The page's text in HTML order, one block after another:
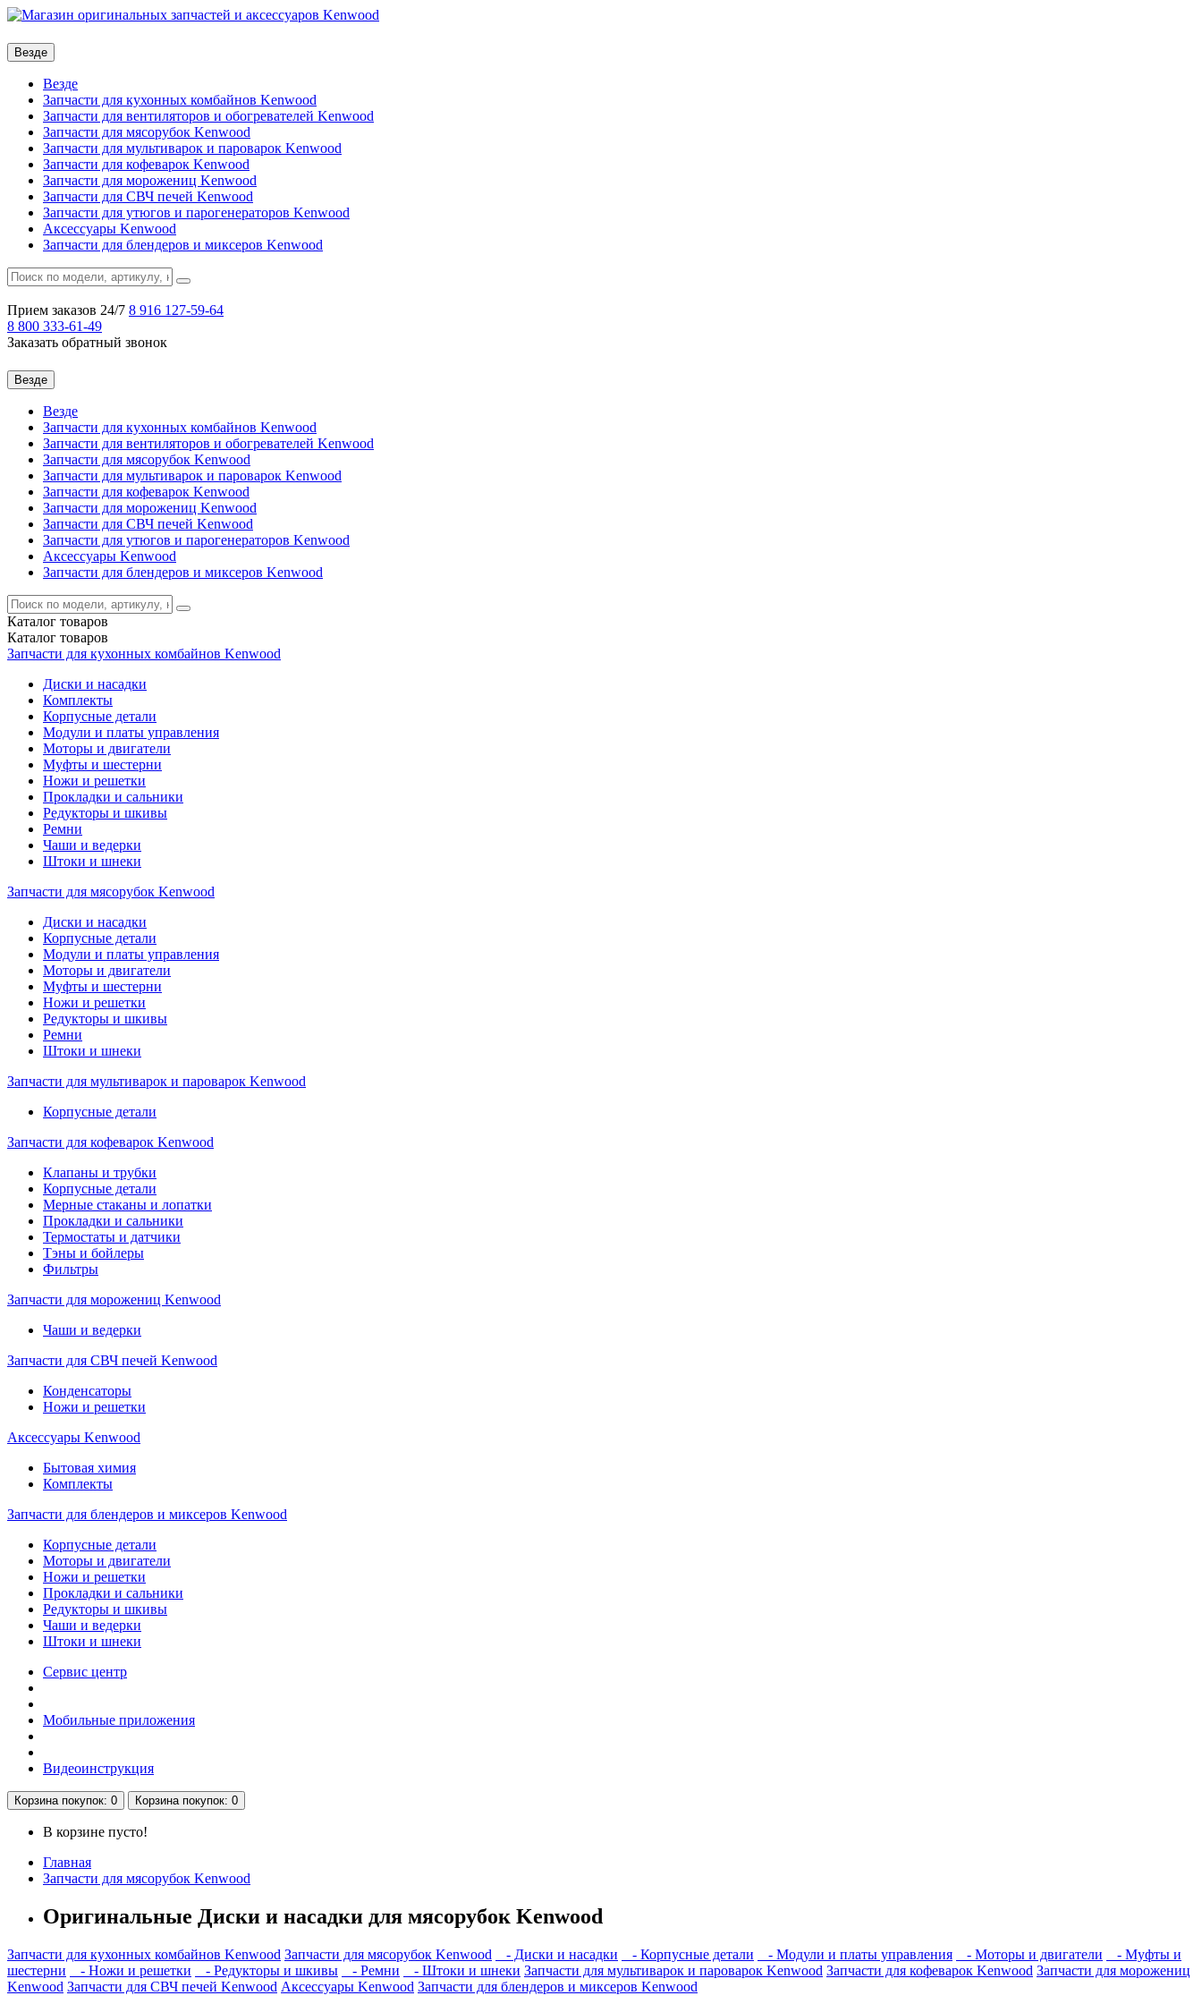
Везде
Везде
Запчасти для кухонных комбайнов Kenwood
Запчасти для вентиляторов и обогревателей Kenwood
Запчасти для мясорубок Kenwood
Запчасти для мультиварок и пароварок Kenwood
Запчасти для кофеварок Kenwood
Запчасти для морожениц Kenwood
Запчасти для СВЧ печей Kenwood
Запчасти для утюгов и парогенераторов Kenwood
Аксессуары Kenwood
Запчасти для блендеров и миксеров Kenwood
Прием заказов 24/7 8 916 127-59-64
8 800 333-61-49
Заказать обратный звонок
Везде
Везде
Запчасти для кухонных комбайнов Kenwood
Запчасти для вентиляторов и обогревателей Kenwood
Запчасти для мясорубок Kenwood
Запчасти для мультиварок и пароварок Kenwood
Запчасти для кофеварок Kenwood
Запчасти для морожениц Kenwood
Запчасти для СВЧ печей Kenwood
Запчасти для утюгов и парогенераторов Kenwood
Аксессуары Kenwood
Запчасти для блендеров и миксеров Kenwood
Каталог товаров
Каталог товаров
Запчасти для кухонных комбайнов Kenwood
Диски и насадки
Комплекты
Корпусные детали
Модули и платы управления
Моторы и двигатели
Муфты и шестерни
Ножи и решетки
Прокладки и сальники
Редукторы и шкивы
Ремни
Чаши и ведерки
Штоки и шнеки
Запчасти для мясорубок Kenwood
Диски и насадки
Корпусные детали
Модули и платы управления
Моторы и двигатели
Муфты и шестерни
Ножи и решетки
Редукторы и шкивы
Ремни
Штоки и шнеки
Запчасти для мультиварок и пароварок Kenwood
Корпусные детали
Запчасти для кофеварок Kenwood
Клапаны и трубки
Корпусные детали
Мерные стаканы и лопатки
Прокладки и сальники
Термостаты и датчики
Тэны и бойлеры
Фильтры
Запчасти для морожениц Kenwood
Чаши и ведерки
Запчасти для СВЧ печей Kenwood
Конденсаторы
Ножи и решетки
Аксессуары Kenwood
Бытовая химия
Комплекты
Запчасти для блендеров и миксеров Kenwood
Корпусные детали
Моторы и двигатели
Ножи и решетки
Прокладки и сальники
Редукторы и шкивы
Чаши и ведерки
Штоки и шнеки
Сервис центр
Мобильные приложения
Видеоинструкция
Корзинапокупок: 0 Корзинапокупок: 0
В корзине пусто!
Главная
Запчасти для мясорубок Kenwood
Оригинальные Диски и насадки для мясорубок Kenwood
Запчасти для кухонных комбайнов Kenwood Запчасти для мясорубок Kenwood - Диски и насадки - Корпусные детали - Модули и платы управления - Моторы и двигатели
- Муфты и
шестерни
- Ножи и решетки - Редукторы и шкивы - Ремни - Штоки и шнеки Запчасти для мультиварок и пароварок Kenwood Запчасти для кофеварок Kenwood Запчасти для морожениц
Kenwood Запчасти для СВЧ печей Kenwood Аксессуары Kenwood Запчасти для блендеров и миксеров Kenwood